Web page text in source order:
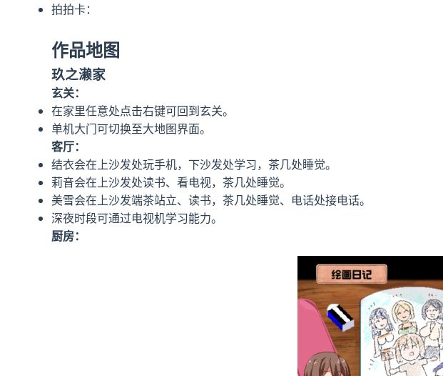
拍拍卡：
作品地图
玖之濑家
玄关：
在家里任意处点击右键可回到玄关。
单机大门可切换至大地图界面。
客厅：
结衣会在上沙发处玩手机，下沙发处学习，茶几处睡觉。
莉音会在上沙发处读书、看电视，茶几处睡觉。
美雪会在上沙发端茶站立、读书，茶几处睡觉、电话处接电话。
深夜时段可通过电视机学习能力。
厨房：